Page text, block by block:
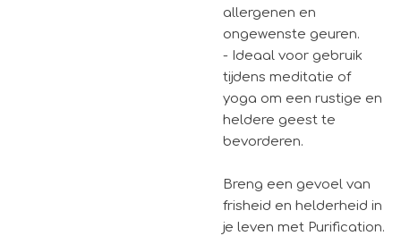
allergenen en
ongewenste geuren.
- Ideaal voor gebruik
tijdens meditatie of
yoga om een rustige en
heldere geest te
bevorderen.
Breng een gevoel van
frisheid en helderheid in
je leven met Purification.